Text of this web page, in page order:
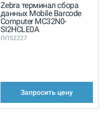
Zebra терминал сбора
данных Mobile Barcode
Computer MC32N0-
SI2HCLE0A
ПП52227
Запросить цену